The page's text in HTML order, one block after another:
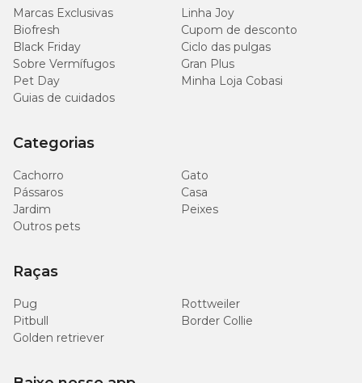
Lisina (Mín,)
516
mg/kg
Carnitina (Mín,)
122
mg/kg
Metionina (Mín,)
Cisteína (Mín,)
Triptofano (Mín,)
Marcas Exclusivas
Linha Joy
Biofresh
Cupom de desconto
Black Friday
Ciclo das pulgas
Sobre Vermífugos
Gran Plus
Pet Day
Minha Loja Cobasi
Guias de cuidados
Categorias
Cachorro
Gato
Pássaros
Casa
Jardim
Peixes
Outros pets
Raças
Pug
Rottweiler
Pitbull
Border Collie
Golden retriever